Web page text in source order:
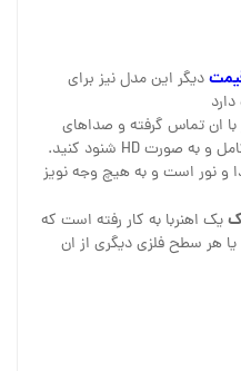
دیگر این مدل نیز برای
با ان تماس گرفته و صداهای
و نور است و به هیچ وجه نویز
یک اهنربا به کار رفته است که
هر سطح فلزی دیگری از ان